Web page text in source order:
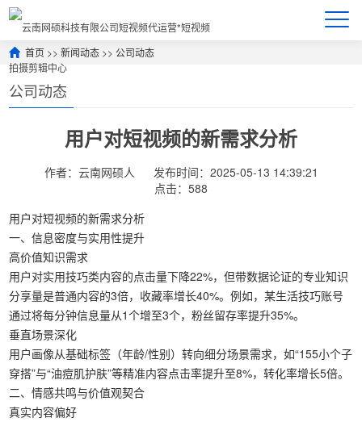
首页 >>新闻动态 >>公司动态
公司动态
用户对短视频的新需求分析
作者：云南网硕人
发布时间：2025-05-13 14:39:21
点击：588
用户对短视频的新需求分析
一、‌信息密度与实用性提升‌
高价值知识需求‌
用户对实用技巧类内容的点击量下降22%，但带数据论证的专业知识
分享量是普通内容的3倍，收藏率增长40%。例如，某生活技巧账号
通过将每分钟信息量从1个增至3个，粉丝留存率提升35%。
垂直场景深化‌
用户画像从基础标签（年龄/性别）转向细分场景需求，如“155小个子
穿搭”与“油痘肌护肤”等精准内容点击率提升至8%，转化率增长5倍。
二、‌情感共鸣与价值观契合‌
真实内容偏好‌